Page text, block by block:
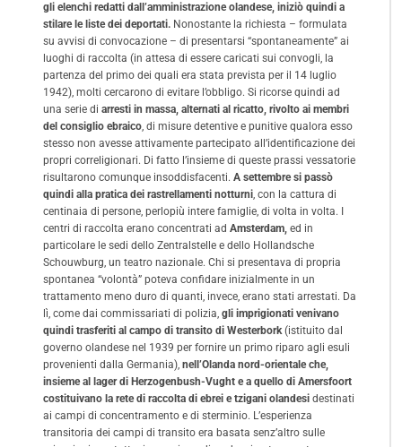
gli elenchi redatti dall’amministrazione olandese, iniziò quindi a
stilare le liste dei deportati. Nonostante la richiesta – formulata
su avvisi di convocazione – di presentarsi “spontaneamente” ai
luoghi di raccolta (in attesa di essere caricati sui convogli, la
partenza del primo dei quali era stata prevista per il 14 luglio
1942), molti cercarono di evitare l’obbligo. Si ricorse quindi ad
una serie di arresti in massa, alternati al ricatto, rivolto ai membri
del consiglio ebraico, di misure detentive e punitive qualora esso
stesso non avesse attivamente partecipato all’identificazione dei
propri correligionari. Di fatto l’insieme di queste prassi vessatorie
risultarono comunque insoddisfacenti. A settembre si passò
quindi alla pratica dei rastrellamenti notturni, con la cattura di
centinaia di persone, perlopiù intere famiglie, di volta in volta. I
centri di raccolta erano concentrati ad Amsterdam, ed in
particolare le sedi dello Zentralstelle e dello Hollandsche
Schouwburg, un teatro nazionale. Chi si presentava di propria
spontanea “volontà” poteva confidare inizialmente in un
trattamento meno duro di quanti, invece, erano stati arrestati. Da
lì, come dai commissariati di polizia, gli imprigionati venivano
quindi trasferiti al campo di transito di Westerbork(istituito dal
governo olandese nel 1939 per fornire un primo riparo agli esuli
provenienti dalla Germania), nell’Olanda nord-orientale che,
insieme al lager di Herzogenbush-Vught e a quello di Amersfoort
costituivano la rete di raccolta di ebrei e tzigani olandesi destinati
ai campi di concentramento e di sterminio. L’esperienza
transitoria dei campi di transito era basata senz’altro sulle